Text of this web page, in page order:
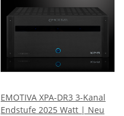
EMOTIVA XPA-DR3 3-Kanal
Endstufe 2025 Watt | Neu